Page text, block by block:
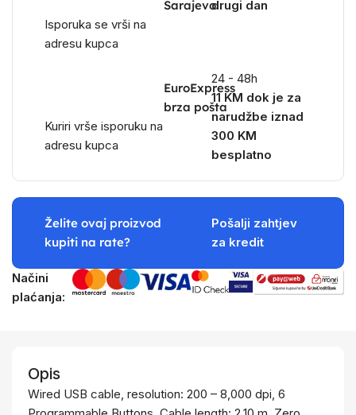
Sarajevo
Isporuka se vrši na
adresu kupca
drugi dan
EuroExpress
brza pošta
Kuriri vrše isporuku na
adresu kupca
24 - 48h
11 KM dok je za
narudžbe iznad
300 KM
besplatno
Želite ovaj proizvod
kupiti na rate?
Pošalji zahtjev
za kredit
Načini
plaćanja:
Opis
Wired USB cable, resolution: 200 – 8,000 dpi, 6